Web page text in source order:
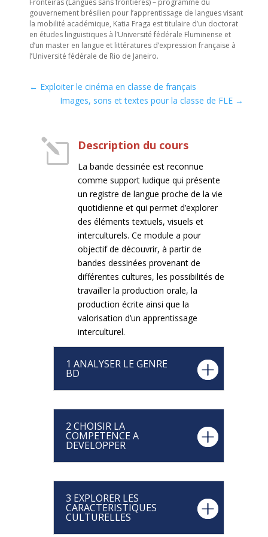
Fronteiras (Langues sans frontières) – programme du
gouvernement brésilien pour l’apprentissage de langues visant
la mobilité académique, Katia Fraga est titulaire d’un doctorat
en études linguistiques à l’Université fédérale Fluminense et
d’un master en langue et littératures d’expression française à
l’Université fédérale de Rio de Janeiro.
← Exploiter le cinéma en classe de français
Images, sons et textes pour la classe de FLE →
l Description du cours
La bande dessinée est reconnue
comme support ludique qui présente
un registre de langue proche de la vie
quotidienne et qui permet d’explorer
des éléments textuels, visuels et
interculturels. Ce module a pour
objectif de découvrir, à partir de
bandes dessinées provenant de
différentes cultures, les possibilités de
travailler la production orale, la
production écrite ainsi que la
valorisation d’un apprentissage
interculturel.
1 ANALYSER LE GENRE
BD
2 CHOISIR LA
COMPETENCE A
DEVELOPPER
3 EXPLORER LES
CARACTERISTIQUES
CULTURELLES